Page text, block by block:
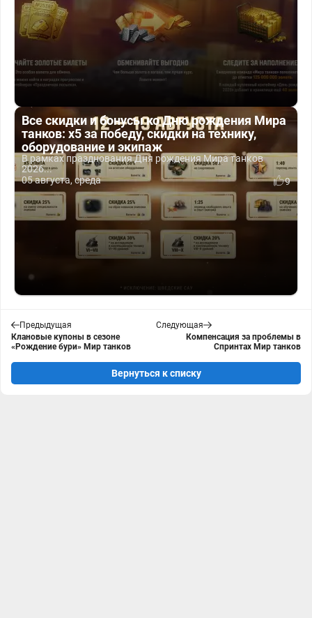
Все скидки и бонусы ко Дню рождения Мира
танков: x5 за победу, скидки на технику,
оборудование и экипаж
В рамках празднования Дня рождения Мира танков
2026...
05 августа, среда
9
Предыдущая
Клановые купоны в сезоне
«Рождение бури» Мир танков
Следующая
Компенсация за проблемы в
Спринтах Мир танков
Вернуться к списку